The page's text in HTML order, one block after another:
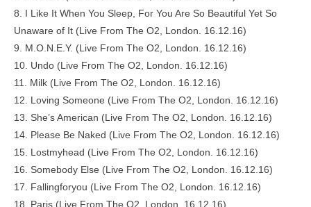
8. I Like It When You Sleep, For You Are So Beautiful Yet So
Unaware of It (Live From The O2, London. 16.12.16)
9. M.O.N.E.Y. (Live From The O2, London. 16.12.16)
10. Undo (Live From The O2, London. 16.12.16)
11. Milk (Live From The O2, London. 16.12.16)
12. Loving Someone (Live From The O2, London. 16.12.16)
13. She’s American (Live From The O2, London. 16.12.16)
14. Please Be Naked (Live From The O2, London. 16.12.16)
15. Lostmyhead (Live From The O2, London. 16.12.16)
16. Somebody Else (Live From The O2, London. 16.12.16)
17. Fallingforyou (Live From The O2, London. 16.12.16)
18. Paris (Live From The O2, London. 16.12.16)